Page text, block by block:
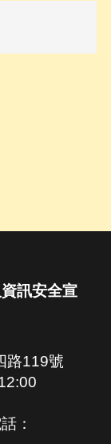
訊安全宣
路119號
：